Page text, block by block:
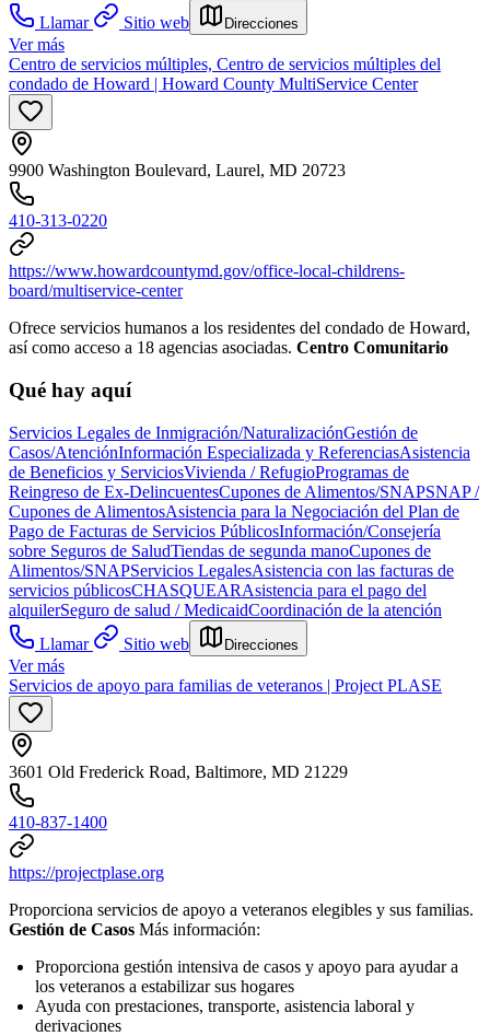
Llamar
Sitio web Direcciones
Ver más
Centro de servicios múltiples, Centro de servicios múltiples del
condado de Howard | Howard County MultiService Center
9900 Washington Boulevard, Laurel, MD 20723
410-313-0220
https://www.howardcountymd.gov/office-local-childrens-
board/multiservice-center
Ofrece servicios humanos a los residentes del condado de Howard,
así como acceso a 18 agencias asociadas. Centro Comunitario
Qué hay aquí
Servicios Legales de Inmigración/NaturalizaciónGestión de
Casos/AtenciónInformación Especializada y ReferenciasAsistencia
de Beneficios y ServiciosVivienda / RefugioProgramas de
Reingreso de Ex-DelincuentesCupones de Alimentos/SNAPSNAP /
Cupones de AlimentosAsistencia para la Negociación del Plan de
Pago de Facturas de Servicios PúblicosInformación/Consejería
sobre Seguros de SaludTiendas de segunda manoCupones de
Alimentos/SNAPServicios LegalesAsistencia con las facturas de
servicios públicosCHASQUEARAsistencia para el pago del
alquilerSeguro de salud / MedicaidCoordinación de la atención
Llamar
Sitio web Direcciones
Ver más
Servicios de apoyo para familias de veteranos | Project PLASE
3601 Old Frederick Road, Baltimore, MD 21229
410-837-1400
https://projectplase.org
Proporciona servicios de apoyo a veteranos elegibles y sus familias.
Gestión de Casos Más información:
Proporciona gestión intensiva de casos y apoyo para ayudar a
los veteranos a estabilizar sus hogares
Ayuda con prestaciones, transporte, asistencia laboral y
derivaciones